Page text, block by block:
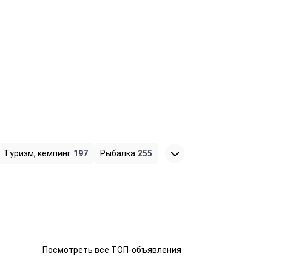
Туризм, кемпинг 197 Рыбалка 255
Посмотреть все ТОП-объявления